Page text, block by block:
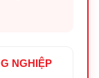
NGHIỆP